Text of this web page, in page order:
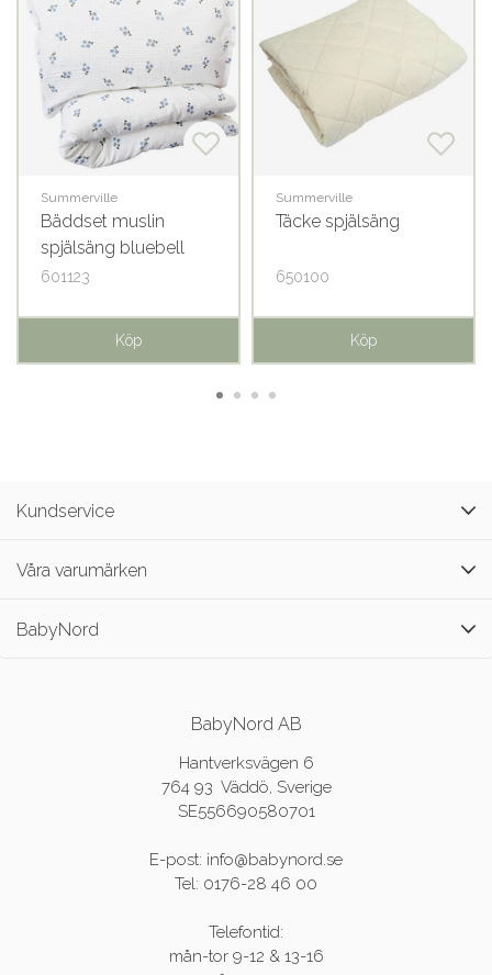
Summerville
Bäddset muslin
spjälsäng bluebell
GOTS
601123
Köp
Summerville
Täcke spjälsäng
650100
Köp
Kundservice
Våra varumärken
BabyNord
BabyNord AB
Hantverksvägen 6
764 93 Väddö, Sverige
SE556690580701
E-post: info@babynord.se
Tel: 0176-28 46 00
Telefontid:
mån-tor 9-12 & 13-16